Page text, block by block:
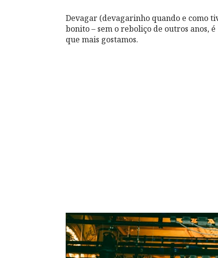
Devagar (devagarinho quando e como
bonito – sem o reboliço de outros anos,
que mais gostamos.